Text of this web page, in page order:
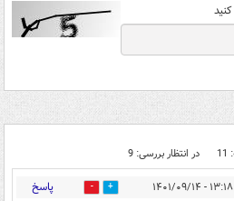
در انتظار بررسی: 9
۱۳:۱۸ - ۱۴۰۱/۰۹/۱۴ 9 پاسخ